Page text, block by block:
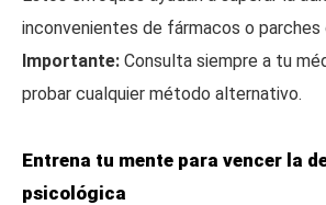
inconvenientes de fármacos o parches
Importante: Consulta siempre a tu
probar cualquier método alternativo.
Entrena tu mente para vencer la
psicológica